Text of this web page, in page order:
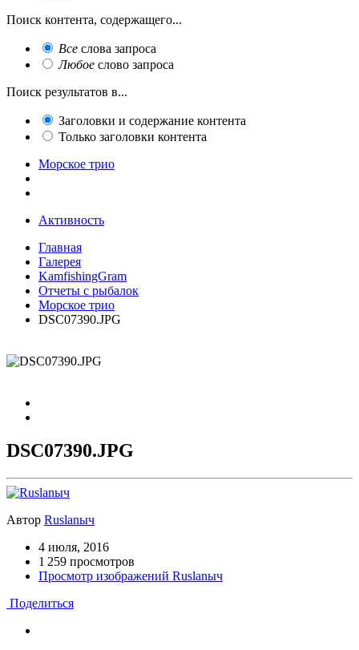
Поиск контента, содержащего...
Все слова запроса
Любое слово запроса
Поиск результатов в...
Заголовки и содержание контента
Только заголовки контента
Морское трио
Активность
Главная
Галерея
KamfishingGram
Отчеты с рыбалок
Морское трио
DSC07390.JPG
DSC07390.JPG
Автор Ruslanыч
4 июля, 2016
1 259 просмотров
Просмотр изображений Ruslanыч
Поделиться